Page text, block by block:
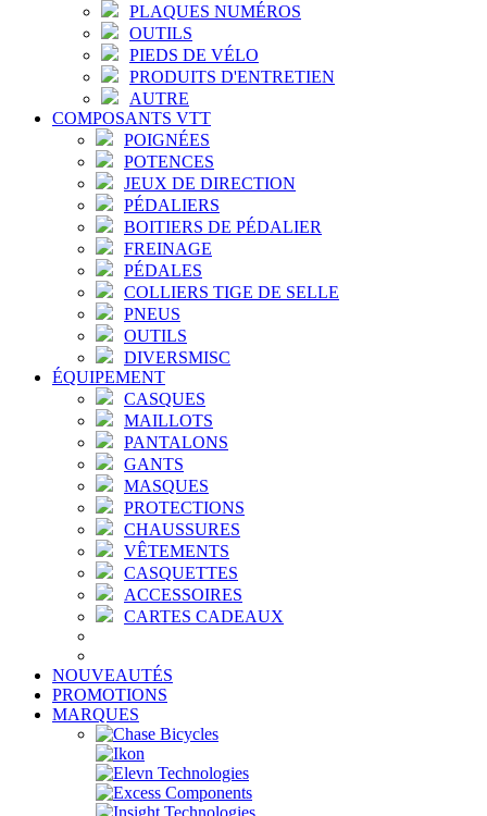
PLAQUES NUMÉROS
OUTILS
PIEDS DE VÉLO
PRODUITS D'ENTRETIEN
AUTRE
COMPOSANTS VTT
POIGNÉES
POTENCES
JEUX DE DIRECTION
PÉDALIERS
BOITIERS DE PÉDALIER
FREINAGE
PÉDALES
COLLIERS TIGE DE SELLE
PNEUS
OUTILS
DIVERSMISC
ÉQUIPEMENT
CASQUES
MAILLOTS
PANTALONS
GANTS
MASQUES
PROTECTIONS
CHAUSSURES
VÊTEMENTS
CASQUETTES
ACCESSOIRES
CARTES CADEAUX
NOUVEAUTÉS
PROMOTIONS
MARQUES